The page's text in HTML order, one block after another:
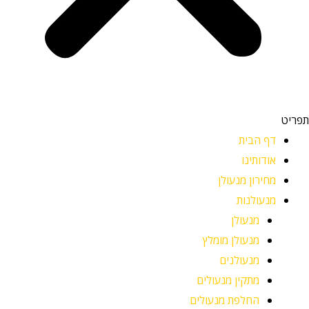
תפריט
דף הבית
אודותינו
מחירון מנעולן
מנעולנות
מנעולן
מנעולן מומלץ
מנעולנים
מתקין מנעולים
החלפת מנעולים